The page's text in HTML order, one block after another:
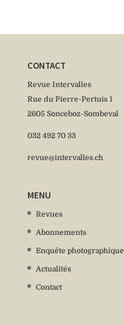
CONTACT
Revue Intervalles
Rue du Pierre-Pertuis 1
2605 Sonceboz-Sombeval
032 492 70 33
revue@intervalles.ch
MENU
Revues
Abonnements
Enquête photographique
Actualités
Contact